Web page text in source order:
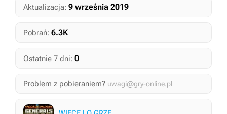
Aktualizacja: 9 września 2019
Pobrań: 6.3K
Ostatnie 7 dni: 0
Problem z pobieraniem? uwagi@gry-online.pl